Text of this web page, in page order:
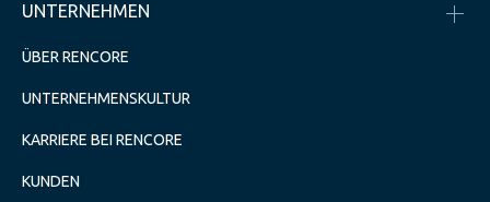
UNTERNEHMEN
ÜBER RENCORE
UNTERNEHMENSKULTUR
KARRIERE BEI RENCORE
KUNDEN